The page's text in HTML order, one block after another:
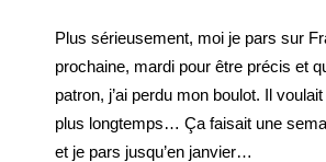
Plus sérieusement, moi je pars sur
prochaine, mardi pour être précis et
patron, j’ai perdu mon boulot. Il
plus longtemps… Ça faisait une
et je pars jusqu’en janvier…